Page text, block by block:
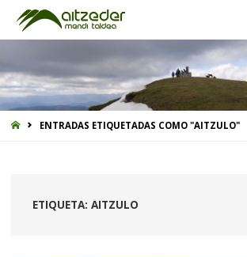
INICIOENTRADAS ETIQUETADAS COMO "AITZULO"
ETIQUETA: AITZULO